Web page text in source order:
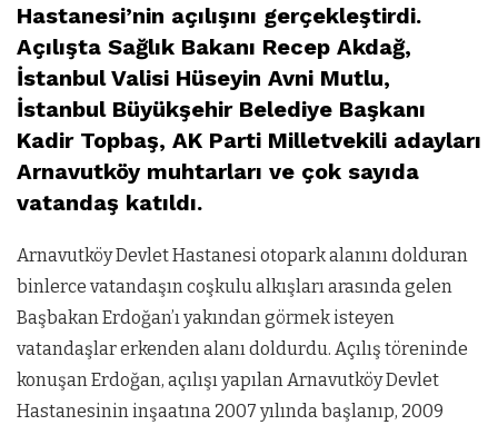
Hastanesi’nin açılışını gerçekleştirdi.
Açılışta Sağlık Bakanı Recep Akdağ,
İstanbul Valisi Hüseyin Avni Mutlu,
İstanbul Büyükşehir Belediye Başkanı
Kadir Topbaş, AK Parti Milletvekili adayları
Arnavutköy muhtarları ve çok sayıda
vatandaş katıldı.
Arnavutköy Devlet Hastanesi otopark alanını dolduran
binlerce vatandaşın coşkulu alkışları arasında gelen
Başbakan Erdoğan’ı yakından görmek isteyen
vatandaşlar erkenden alanı doldurdu. Açılış töreninde
konuşan Erdoğan, açılışı yapılan Arnavutköy Devlet
Hastanesinin inşaatına 2007 yılında başlanıp, 2009